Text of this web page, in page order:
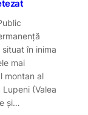
în inima
mai
montan al
(Valea
și…